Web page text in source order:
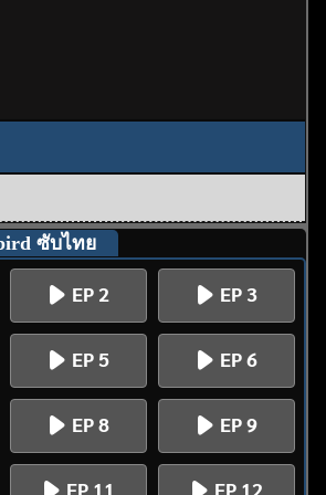
ซับไทย
EP 2 EP 3
EP 5 EP 6
EP 8 EP 9
EP 11 EP 12